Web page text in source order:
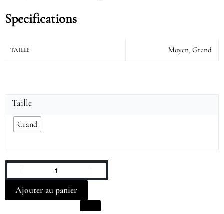
Specifications
TAILLE Moyen, Grand
Taille
Grand
Ajouter au panier